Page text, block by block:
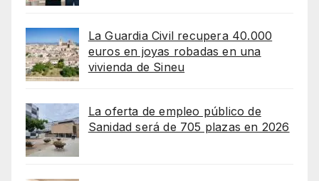
La Guardia Civil recupera 40.000
euros en joyas robadas en una
vivienda de Sineu
La oferta de empleo público de
Sanidad será de 705 plazas en 2026